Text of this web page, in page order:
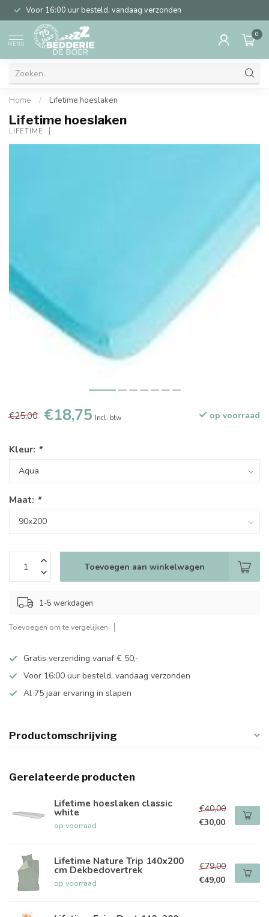
Voor 16:00 uur besteld, vandaag verzonden
MENU
0
Home / Lifetime hoeslaken
Lifetime hoeslaken
LIFETIME
€25,00 €18,75 Incl. btw op voorraad
Kleur: *
Maat: *
Toevoegen aan winkelwagen
1-5 werkdagen
Toevoegen om te vergelijken
Gratis verzending vanaf € 50,-
Voor 16:00 uur besteld, vandaag verzonden
Al 75 jaar ervaring in slapen
Productomschrijving
Gerelateerde producten
Lifetime hoeslaken classic
white
op voorraad
€40,00
€30,00
Lifetime Nature Trip 140x200
cm Dekbedovertrek
op voorraad
€79,00
€49,00